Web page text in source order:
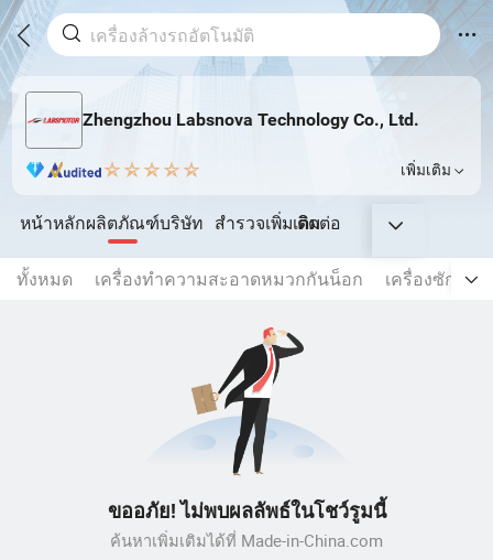
Zhengzhou Labsnova Technology Co., Ltd.
เพิ่มเติม
หน้าหลักผลิตภัณฑ์บริษัท สำรวจเพิ่มเติมติดต่อ
ทั้งหมด เครื่องทำความสะอาดหมวกกันน็อก เครื่องซักรถ
ขออภัย! ไม่พบผลลัพธ์ในโชว์รูมนี้
ค้นหาเพิ่มเติมได้ที่ Made-in-China.com